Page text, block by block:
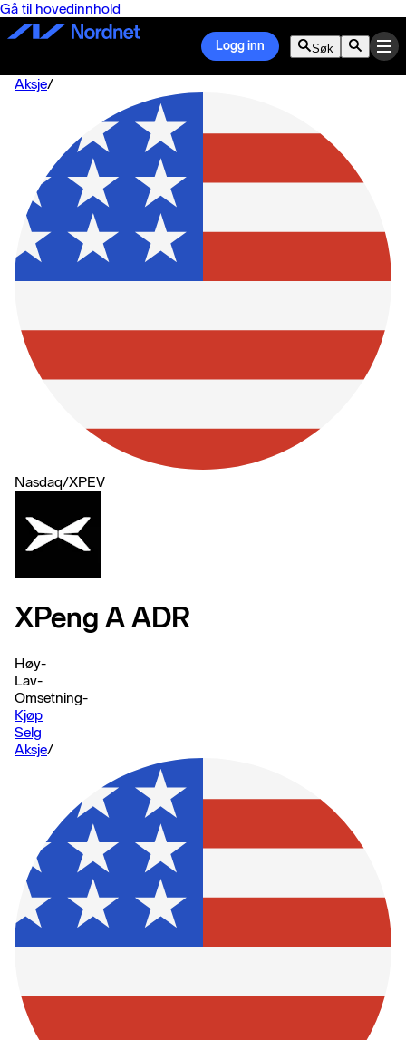
Gå til hovedinnhold
Logg inn Søk
Aksje/
Nasdaq/XPEV
XPeng A ADR
Høy-
Lav-
Omsetning-
Kjøp
Selg
Aksje/